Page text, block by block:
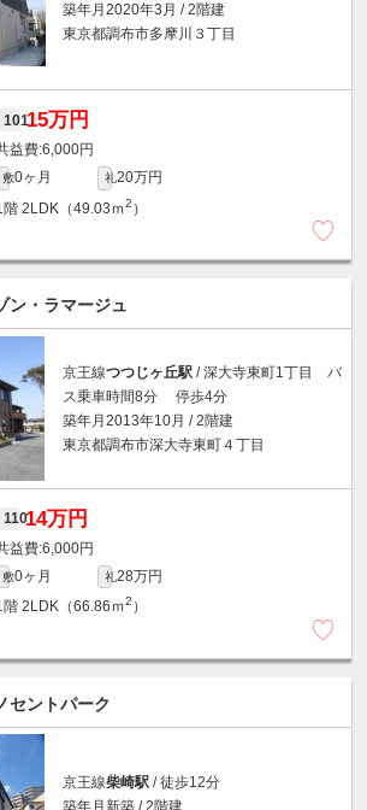
築年月2020年3月 / 2階建
東京都調布市多摩川３丁目
10115万円
6,000円
敷0ヶ月 礼20万円
階 2LDK（49.03ｍ2 ）
ン・ラマージュ
京王線つつじヶ丘駅 / 深大寺東町1丁目 バ
ス乗車時間8分 停歩4分
築年月2013年10月 / 2階建
東京都調布市深大寺東町４丁目
11014万円
6,000円
敷0ヶ月 礼28万円
階 2LDK（66.86ｍ2 ）
セントパーク
京王線柴崎駅 / 徒歩12分